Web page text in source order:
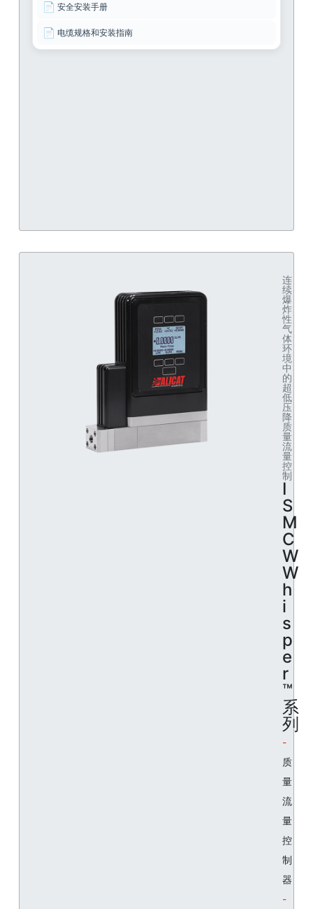
📄 安全安装手册
📄 电缆规格和安装指南
连
续
爆
炸
性
气
体
环
境
中
的
超
低
压
降
质
量
流
量
控
制
I
S
M
C
W
W
h
i
s
p
e
r
™
系
列
质
量
流
量
控
制
器